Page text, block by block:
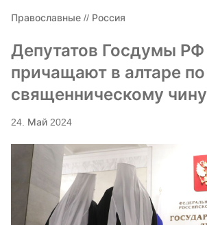
Православные // Россия
Депутатов Госдумы РФ
причащают в алтаре по
священническому чину
24. Май 2024